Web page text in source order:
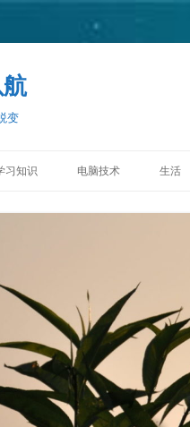
变
习知识 电脑技术 生活